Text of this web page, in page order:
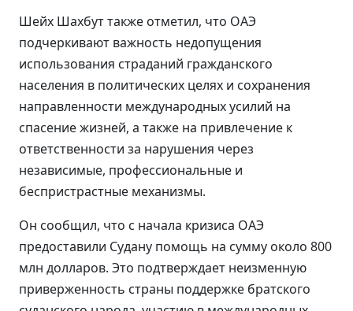
Шейх Шахбут также отметил, что ОАЭ
подчеркивают важность недопущения
использования страданий гражданского
населения в политических целях и сохранения
направленности международных усилий на
спасение жизней, а также на привлечение к
ответственности за нарушения через
независимые, профессиональные и
беспристрастные механизмы.
Он сообщил, что с начала кризиса ОАЭ
предоставили Судану помощь на сумму около 800
млн долларов. Это подтверждает неизменную
приверженность страны поддержке братского